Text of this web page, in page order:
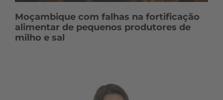
Moçambique com falhas na fortificação
alimentar de pequenos produtores de
milho e sal